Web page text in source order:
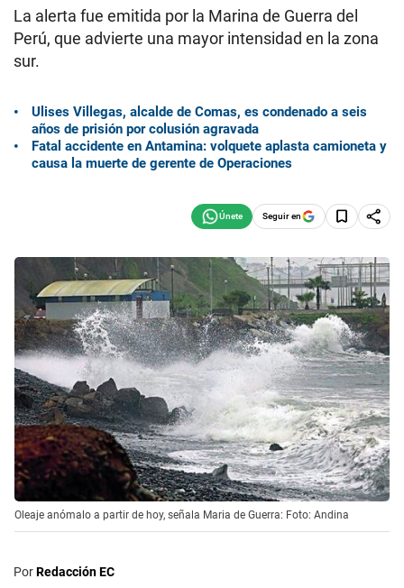
La alerta fue emitida por la Marina de Guerra del
Perú, que advierte una mayor intensidad en la zona
sur.
Ulises Villegas, alcalde de Comas, es condenado a seis
años de prisión por colusión agravada
Fatal accidente en Antamina: volquete aplasta camioneta y
causa la muerte de gerente de Operaciones
Seguir en
Oleaje anómalo a partir de hoy, señala Maria de Guerra: Foto: Andina
PorRedacción EC